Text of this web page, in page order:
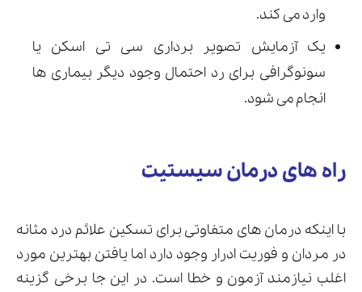
وارد می کند.
یک آزمایش تصویر برداری سی تی اسکن یا
سونوگرافی برای رد احتمال وجود دیگر بیماری ها
انجام می شود.
راه های درمان سیستیت
با اینکه درمان های متفاوتی برای تسکین علائم درد مثانه
در مردان و فوریت ادرار وجود دارد اما یافتن بهترین مورد
اغلب نیازمند آزمون و خطا است. در این جا برخی گزینه